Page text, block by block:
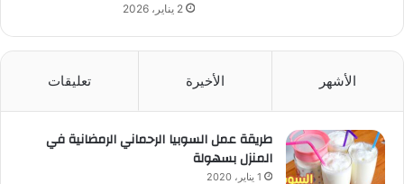
2 يناير، 2026
الأشهر الأخيرة تعليقات
طريقة عمل السوبيا الرحماني الرمضانية في
المنزل بسهولة
1 يناير، 2020